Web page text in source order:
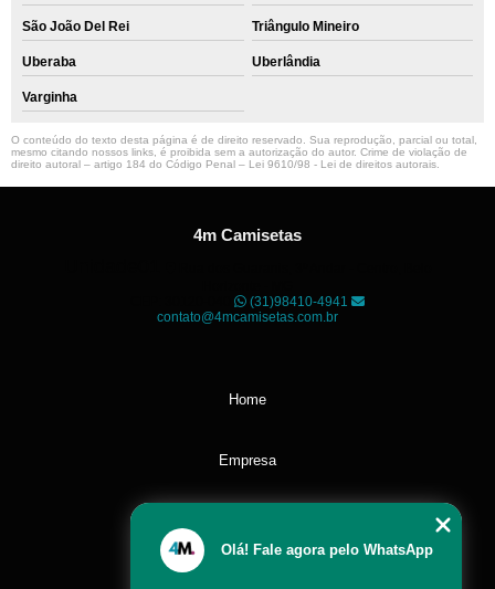
São João Del Rei Triângulo Mineiro
Uberaba Uberlândia
Varginha
O conteúdo do texto desta página é de direito reservado. Sua reprodução, parcial ou total,
mesmo citando nossos links, é proibida sem a autorização do autor. Crime de violação de
direito autoral – artigo 184 do Código Penal – Lei 9610/98 - Lei de direitos autorais
4m Camisetas
(31)98410-4941
contato@4mcamisetas.com.br
Home
Empresa
Olá! Fale agora pelo WhatsApp